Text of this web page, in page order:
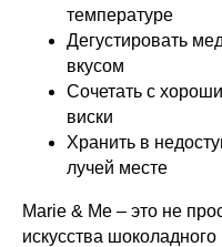
температуре
Дегустировать
вкусом
Сочетать с
виски
Хранить в
лучей месте
Marie & Me – это не
искусства